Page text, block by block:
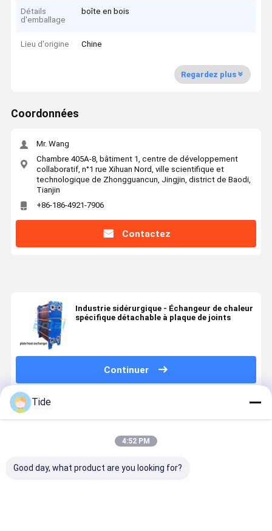
Détails
d'emballage
boîte en bois
Lieu d'origine Chine
Regardez plus
Coordonnées
Mr. Wang
Chambre 405A-8, bâtiment 1, centre de développement
collaboratif, n°1 rue Xihuan Nord, ville scientifique et
technologique de Zhongguancun, Jingjin, district de Baodi,
Tianjin
+86-186-4921-7906
Contactez
Industrie sidérurgique - Échangeur de chaleur
spécifique détachable à plaque de joints
Continuer
Produits Recommandés
Tide
4:52 PM
Good day, what product are you looking for?